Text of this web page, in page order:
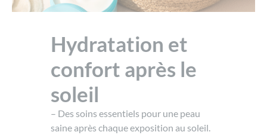
Hydratation et
confort après le
soleil
– Des soins essentiels pour une peau
saine après chaque exposition au soleil.